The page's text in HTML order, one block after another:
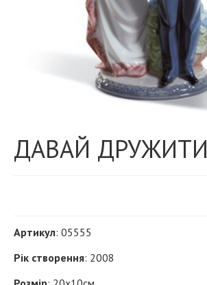
ДАВАЙ ДРУЖИТИ
Артикул: 05555
Рік створення: 2008